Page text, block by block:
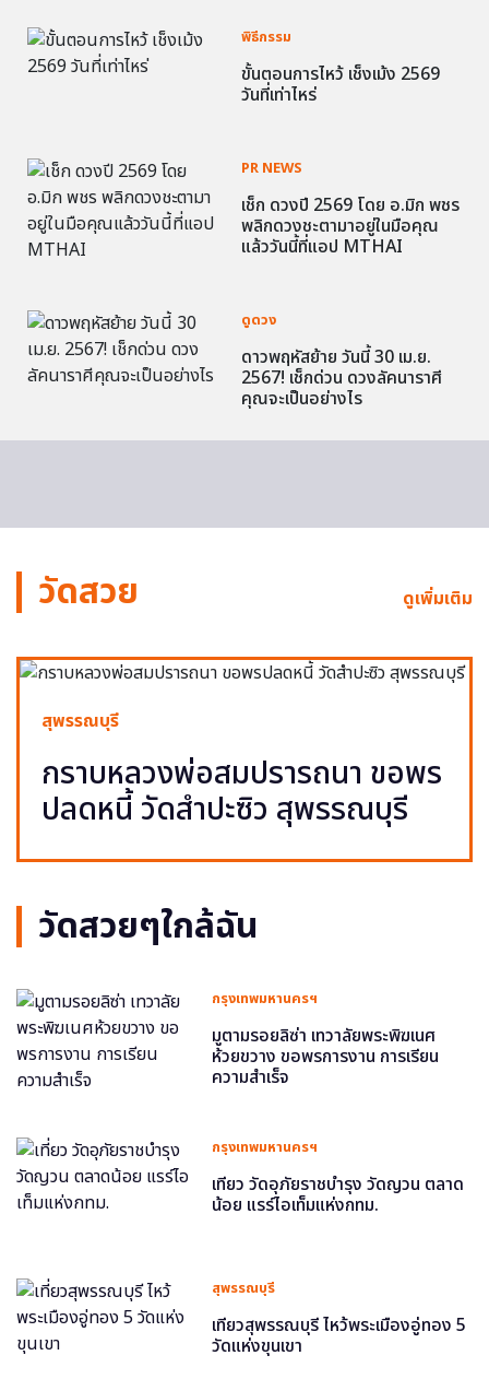
พิธีกรรม
ขั้นตอนการไหว้ เช็งเม้ง 2569
วันที่เท่าไหร่
PR NEWS
เช็ก ดวงปี 2569 โดย อ.มิก พชร
พลิกดวงชะตามาอยู่ในมือคุณ
แล้ววันนี้ที่แอป MTHAI
ดูดวง
ดาวพฤหัสย้าย วันนี้ 30 เม.ย.
2567! เช็กด่วน ดวงลัคนาราศี
คุณจะเป็นอย่างไร
วัดสวย ดูเพิ่มเติม
สุพรรณบุรี
กราบหลวงพ่อสมปรารถนา ขอพร
ปลดหนี้ วัดสำปะซิว สุพรรณบุรี
วัดสวยๆใกล้ฉัน
กรุงเทพมหานครฯ
มูตามรอยลิซ่า เทวาลัยพระพิฆเนศ
ห้วยขวาง ขอพรการงาน การเรียน
ความสำเร็จ
กรุงเทพมหานครฯ
เที่ยว วัดอุภัยราชบำรุง วัดญวน ตลาด
น้อย แรร์ไอเท็มแห่งกทม.
สุพรรณบุรี
เที่ยวสุพรรณบุรี ไหว้พระเมืองอู่ทอง 5
วัดแห่งขุนเขา